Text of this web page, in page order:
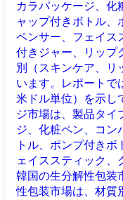
カラパッケージ、化
ャップ付きボトル、
ペンサー、フェイス
付きジャー、リップ
別（スキンケア、リ
います。レポートで
米ドル単位）を示し
ジ市場は、製品タイ
ジ、化粧ペン、コン
トル、ポンプ付き
ェイススティック、
韓国の生分解性包装
性包装市場は、材質